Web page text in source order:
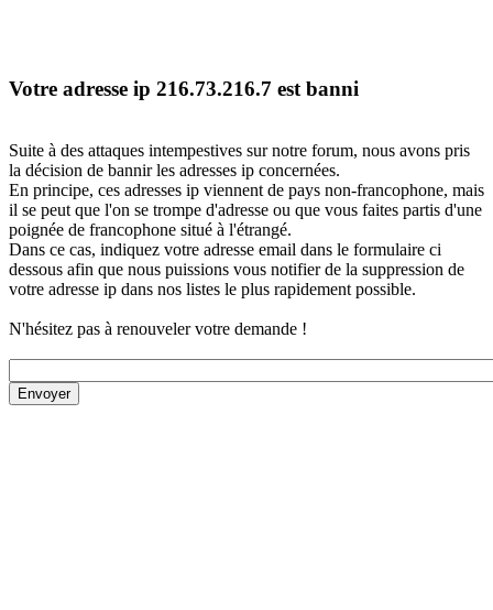
Votre adresse ip 216.73.216.7 est banni
Suite à des attaques intempestives sur notre forum, nous avons pris
la décision de bannir les adresses ip concernées.
En principe, ces adresses ip viennent de pays non-francophone, mais
il se peut que l'on se trompe d'adresse ou que vous faites partis d'une
poignée de francophone situé à l'étrangé.
Dans ce cas, indiquez votre adresse email dans le formulaire ci
dessous afin que nous puissions vous notifier de la suppression de
votre adresse ip dans nos listes le plus rapidement possible.
N'hésitez pas à renouveler votre demande !